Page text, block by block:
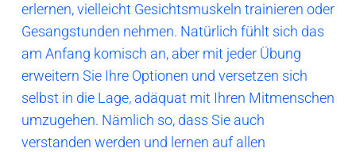
erlernen, vielleicht Gesichtsmuskeln trainieren oder
Gesangstunden nehmen. Natürlich fühlt sich das
am Anfang komisch an, aber mit jeder Übung
erweitern Sie Ihre Optionen und versetzen sich
selbst in die Lage, adäquat mit Ihren Mitmenschen
umzugehen. Nämlich so, dass Sie auch
verstanden werden und lernen auf allen